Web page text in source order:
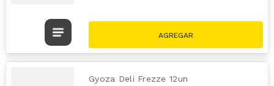
Gyoza Deli Frezze 12un